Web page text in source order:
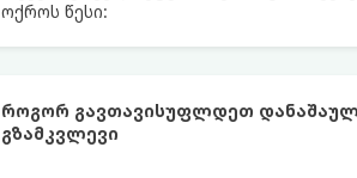
ოქროს წესი:
როგორ გავთავისუფლდეთ
გზამკვლევი